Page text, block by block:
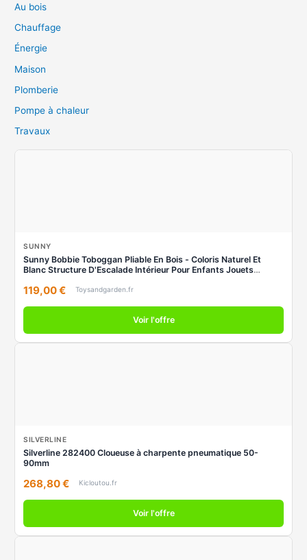
Au bois
Chauffage
Énergie
Maison
Plomberie
Pompe à chaleur
Travaux
SUNNY
Sunny Bobbie Toboggan Pliable En Bois - Coloris Naturel Et
Blanc Structure D'Escalade Intérieur Pour Enfants Jouets
119,00 € Toysandgarden.fr
Voir l'offre
SILVERLINE
Silverline 282400 Cloueuse à charpente pneumatique 50-
90mm
268,80 € Kicloutou.fr
Voir l'offre